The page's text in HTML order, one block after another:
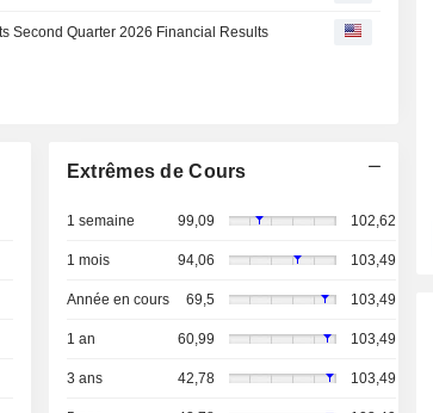
Second Quarter 2026 Financial Results
Extrêmes de Cours
1 semaine 99,09 102,62
1 mois 94,06 103,49
Année en cours 69,5 103,49
1 an 60,99 103,49
3 ans 42,78 103,49